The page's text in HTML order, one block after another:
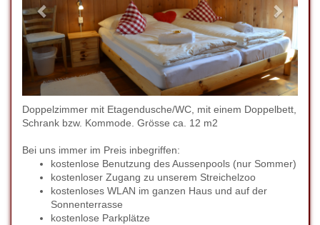
Doppelzimmer mit Etagendusche/WC, mit einem Doppelbett,
Schrank bzw. Kommode. Grösse ca. 12 m2
Bei uns immer im Preis inbegriffen:
kostenlose Benutzung des Aussenpools (nur Sommer)
kostenloser Zugang zu unserem Streichelzoo
kostenloses WLAN im ganzen Haus und auf der
Sonnenterrasse
kostenlose Parkplätze